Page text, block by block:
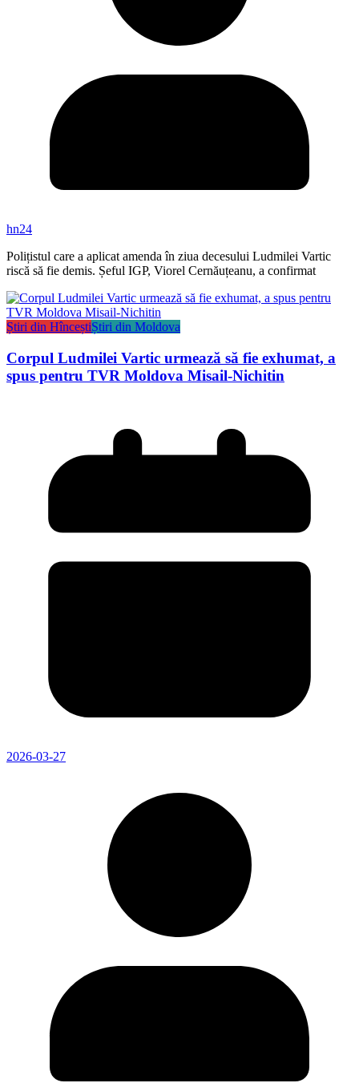
hn24
Polițistul care a aplicat amenda în ziua decesului Ludmilei Vartic
riscă să fie demis. Șeful IGP, Viorel Cernăuțeanu, a confirmat
Știri din HînceștiȘtiri din Moldova
Corpul Ludmilei Vartic urmează să fie exhumat, a
spus pentru TVR Moldova Misail-Nichitin
2026-03-27